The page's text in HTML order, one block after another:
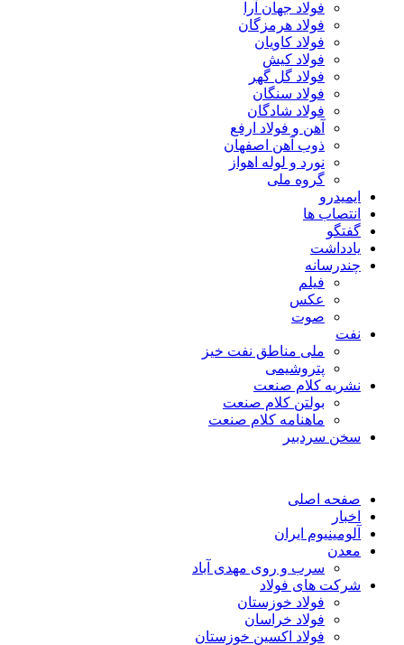
فولاد جهان آرا
فولاد هرمزگان
فولاد کاویان
فولاد کیش
فولاد گل گهر
فولاد سنگان
فولاد شادگان
آهن و فولاد ارفع
ذوب آهن اصفهان
نورد و لوله اهواز
گروه ملی
ایمیدرو
انتصاب ها
گفتگو
یادداشت
چندرسانه
فیلم
عکس
صوت
نفت
ملی مناطق نفت خیز
پتروشیمی
نشریه کلام صنعت
بولتن کلام صنعت
ماهنامه کلام صنعت
سخن سردبیر
صفحه اصلی
اخبار
آلومینیوم ایران
معدن
سرب و روی مهدی آباد
شرکت های فولاد
فولاد خوزستان
فولاد خراسان
فولاد اکسین خوزستان